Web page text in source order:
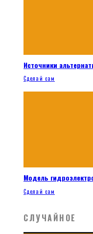
Источники
Сделай сам
Модель
Сделай сам
СЛУЧАЙНОЕ